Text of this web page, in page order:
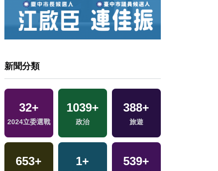
新聞分類
32+
2024立委選戰
1039+
政治
388+
旅遊
653+ 1+ 539+